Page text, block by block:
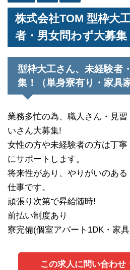
株式会社TOM 型枠大
者・男女問わず大募集
型枠大工さん、未経験者
集！（単身寮有り・家具
業務多忙の為、職人さん・見習
いさん大募集!
女性の方や未経験者の方は丁寧
にサポートします。
将来性があり、やりがいのある
仕事です。
頑張り次第で昇給随時!
前払い制度あり
寮完備(個室アパート1DK・家
この求人に問い合わせ